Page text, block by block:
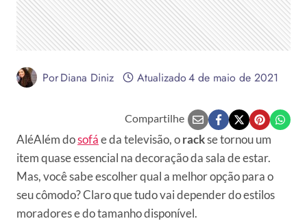
PorDiana Diniz Atualizado4 de maio de 2021
Compartilhe
AléAlém dosofáe da televisão, orackse tornou um
item quase essencial na decoração da sala de estar.
Mas, você sabe escolher qual a melhor opção para o
seu cômodo? Claro que tudo vai depender do estilos
moradores e do tamanho disponível.